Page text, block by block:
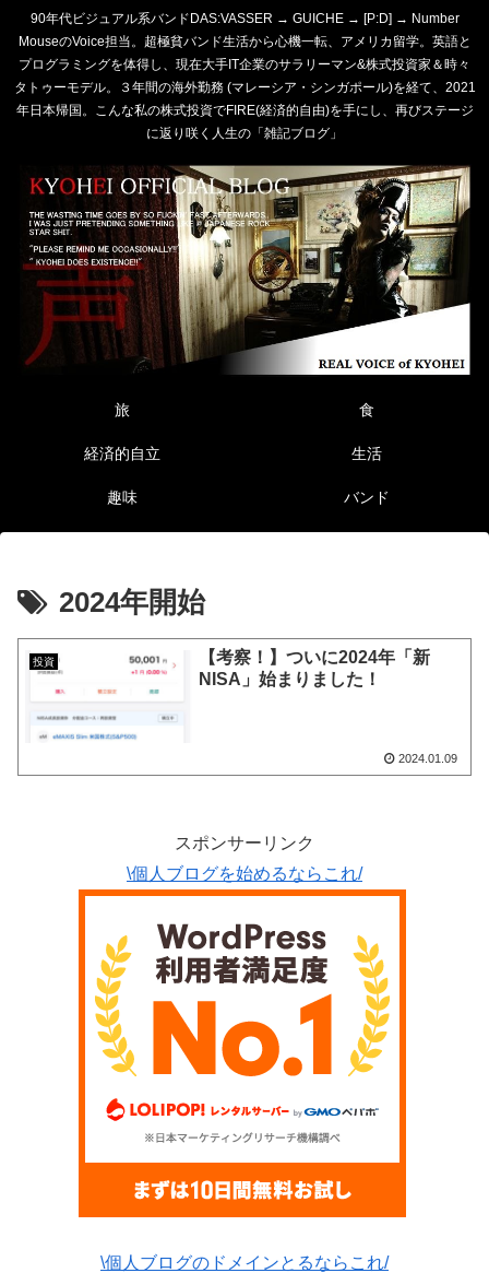
90年代ビジュアル系バンドDAS:VASSER → GUICHE → [P:D] → Number
MouseのVoice担当。超極貧バンド生活から心機一転、アメリカ留学。英語と
プログラミングを体得し、現在大手IT企業のサラリーマン&株式投資家＆時々
タトゥーモデル。３年間の海外勤務 (マレーシア・シンガポール)を経て、2021
年日本帰国。こんな私の株式投資でFIRE(経済的自由)を手にし、再びステージ
に返り咲く人生の「雑記ブログ」
旅 食
経済的自立 生活
趣味 バンド
2024年開始
投資
【考察！】ついに2024年「新
NISA」始まりました！
2024.01.09
スポンサーリンク
\個人ブログを始めるならこれ/
\個人ブログのドメインとるならこれ/